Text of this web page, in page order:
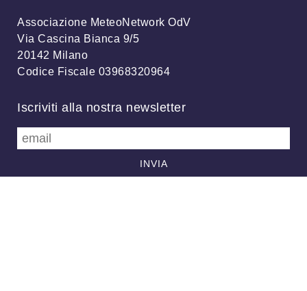
Associazione MeteoNetwork OdV
Via Cascina Bianca 9/5
20142 Milano
Codice Fiscale 03968320964
Iscriviti alla nostra newsletter